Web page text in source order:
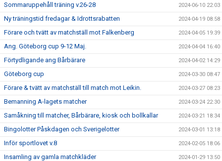
Sommaruppehåll träning v.26-28 2024-06-10 22:03
Ny träningstid fredagar & Idrottsrabatten 2024-04-19 08:58
Förare och tvätt av matchställ mot Falkenberg 2024-04-05 19:39
Ang. Göteborg cup 9-12 Maj. 2024-04-04 16:40
Förtydligande ang Bårbärare 2024-04-02 14:29
Göteborg cup 2024-03-30 08:47
Förare & tvätt av matchställ till match mot Leikin. 2024-03-27 08:23
Bemanning A-lagets matcher 2024-03-24 22:30
Samåkning till matcher, Bårbärare, kiosk och bollkallar 2024-03-21 18:34
Bingolotter Påskdagen och Sverigelotter 2024-03-01 13:18
Inför sportlovet v.8 2024-02-05 18:06
Insamling av gamla matchkläder 2024-01-29 13:50